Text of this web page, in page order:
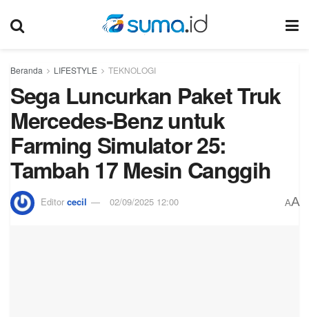
Beranda LIFESTYLE TEKNOLOGI
Sega Luncurkan Paket Truk
Mercedes-Benz untuk
Farming Simulator 25:
Tambah 17 Mesin Canggih
Editor cecil 02/09/2025 12:00 AA